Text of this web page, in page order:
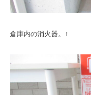
倉庫内の消火器。↑